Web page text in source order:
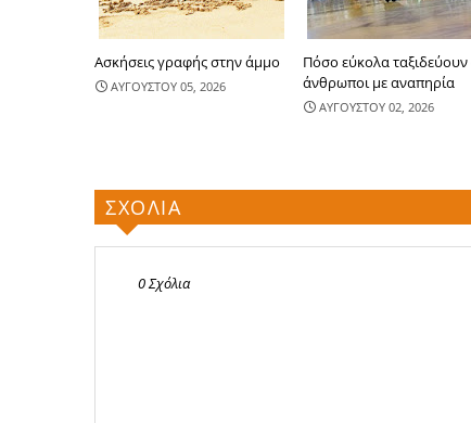
Ασκήσεις γραφής στην άμμο
ΑΥΓΟΥΣΤΟΥ 05, 2026
Πόσο εύκολα ταξιδεύουν
άνθρωποι με αναπηρία
ΑΥΓΟΥΣΤΟΥ 02, 2026
ΣΧΟΛΙΑ
0 Σχόλια